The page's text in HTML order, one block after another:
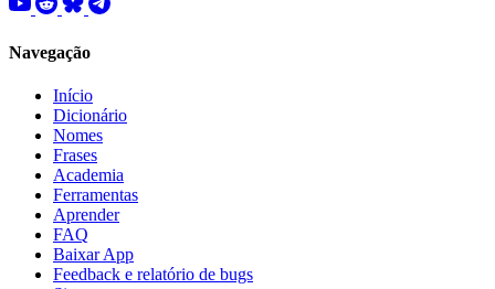
Navegação
Início
Dicionário
Nomes
Frases
Academia
Ferramentas
Aprender
FAQ
Baixar App
Feedback e relatório de bugs